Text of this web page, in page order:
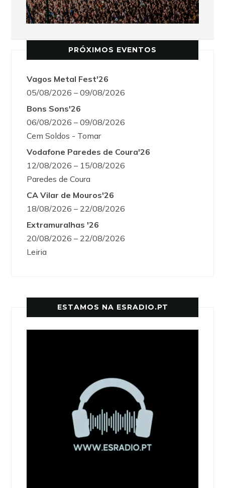
PRÓXIMOS EVENTOS
Vagos Metal Fest'26
05/08/2026 – 09/08/2026
Bons Sons'26
06/08/2026 – 09/08/2026
Cem Soldos - Tomar
Vodafone Paredes de Coura'26
12/08/2026 – 15/08/2026
Paredes de Coura
CA Vilar de Mouros'26
18/08/2026 – 22/08/2026
Extramuralhas '26
20/08/2026 – 22/08/2026
Leiria
ESTAMOS NA ESRADIO.PT